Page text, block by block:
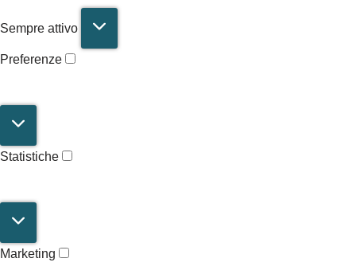
Sempre attivo
Preferenze
Statistiche
Marketing